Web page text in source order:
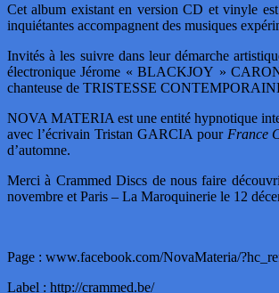
Cet album existant en version CD et vinyle
inquiétantes accompagnent des musiques
Invités à les suivre dans leur démarche
électronique Jérome « BLACKJOY »
chanteuse de TRISTESSE
NOVA MATERIA est une entité hypnotique
avec l’écrivain Tristan GARCIA pour France
d’automne.
Merci à Crammed Discs de nous faire
novembre et Paris – La Maroquinerie le 12
Page : www.facebook.com/NovaMateria/
Label : http://crammed.be/